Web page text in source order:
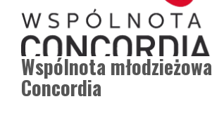
Wspólnota młodzieżowa
Concordia